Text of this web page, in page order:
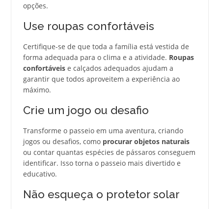
opções.
Use roupas confortáveis
Certifique-se de que toda a família está vestida de
forma adequada para o clima e a atividade. Roupas
confortáveise calçados adequados ajudam a
garantir que todos aproveitem a experiência ao
máximo.
Crie um jogo ou desafio
Transforme o passeio em uma aventura, criando
jogos ou desafios, como procurar objetos naturais
ou contar quantas espécies de pássaros conseguem
identificar. Isso torna o passeio mais divertido e
educativo.
Não esqueça o protetor solar